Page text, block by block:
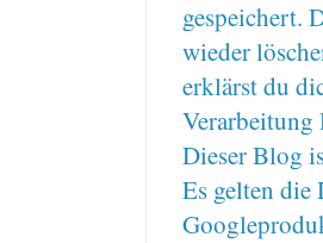
gespeichert.
wieder
erklärst du
Verarbeitung
Dieser Blog
Es gelten